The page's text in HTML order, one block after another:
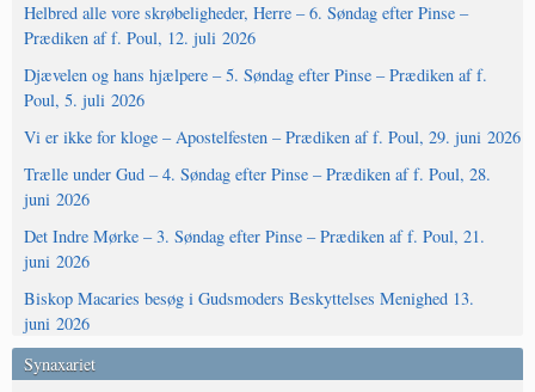
Helbred alle vore skrøbeligheder, Herre – 6. Søndag efter Pinse –
Prædiken af f. Poul, 12. juli 2026
Djævelen og hans hjælpere – 5. Søndag efter Pinse – Prædiken af f.
Poul, 5. juli 2026
Vi er ikke for kloge – Apostelfesten – Prædiken af f. Poul, 29. juni 2026
Trælle under Gud – 4. Søndag efter Pinse – Prædiken af f. Poul, 28.
juni 2026
Det Indre Mørke – 3. Søndag efter Pinse – Prædiken af f. Poul, 21.
juni 2026
Biskop Macaries besøg i Gudsmoders Beskyttelses Menighed 13.
juni 2026
Synaxariet